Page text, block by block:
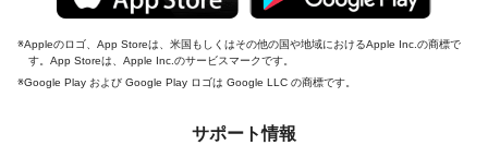
Appleのロゴ、App Storeは、米国もしくはその他の国や地域におけるApple Inc.の商標で
す。App Storeは、Apple Inc.のサービスマークです。
Google Play および Google Play ロゴは Google LLC の商標です。
サポート情報